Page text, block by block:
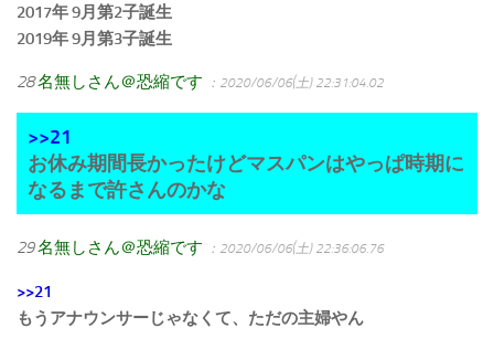
2017年 9月第2子誕生
2019年 9月第3子誕生
28名無しさん＠恐縮です ：2020/06/06(土) 22:31:04.02
>>21
お休み期間長かったけどマスパンはやっぱ時期に
なるまで許さんのかな
29名無しさん＠恐縮です ：2020/06/06(土) 22:36:06.76
>>21
もうアナウンサーじゃなくて、ただの主婦やん